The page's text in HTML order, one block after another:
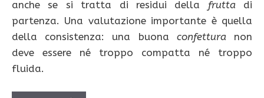
anche se si tratta di residui della frutta di
partenza. Una valutazione importante è quella
della consistenza: una buona confettura non
deve essere né troppo compatta né troppo
fluida.